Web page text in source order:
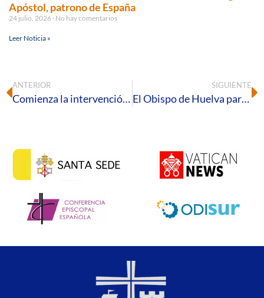
Apóstol, patrono de España
24 julio, 2026 No hay comentarios
Leer Noticia »
ANTERIOR
Comienza la intervención de recuperación y restauración de la imagen de San Juan Bautista de Gibraleón
SIGUIENTE
El Obispo de Huelva participará en los cultos en honor de la Virgen de la Cinta